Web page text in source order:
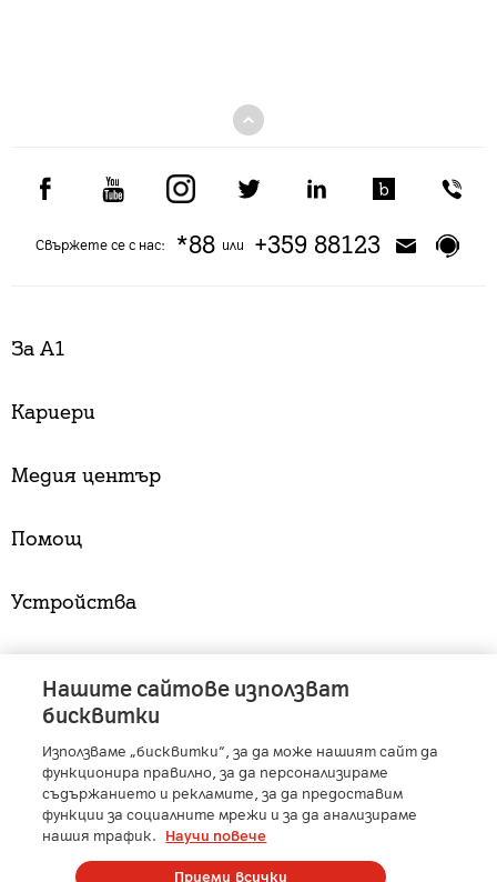
Свържете се с нас: *88или +359 88123
За А1
Кариери
Медия център
Помощ
Устройства
A1 Austria - A1 Croatia - A1 Serbia - A1 Belarus
A1 Bulgaria
- A1 Macedonia - A1 Slovenia
A1 Digital
- Member of A1 Group
Нашите сайтове използват
бисквитки
Използваме „бисквитки“, за да може нашият сайт да
функционира правилно, за да персонализираме
съдържанието и рекламите, за да предоставим
функции за социалните мрежи и за да анализираме
нашия трафик.
Научи повече
Приеми всички